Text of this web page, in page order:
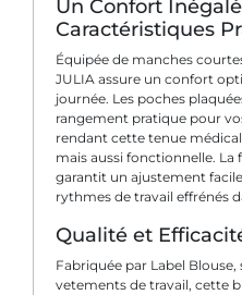
Un Confort
Caractéristiques
Équipée de manches
JULIA assure un confort
journée. Les poches
rangement pratique pour
rendant cette tenue
mais aussi fonctionnelle. La
garantit un ajustement
rythmes de travail effrénés
Qualité et
Fabriquée par Label
vetements de travail, cette